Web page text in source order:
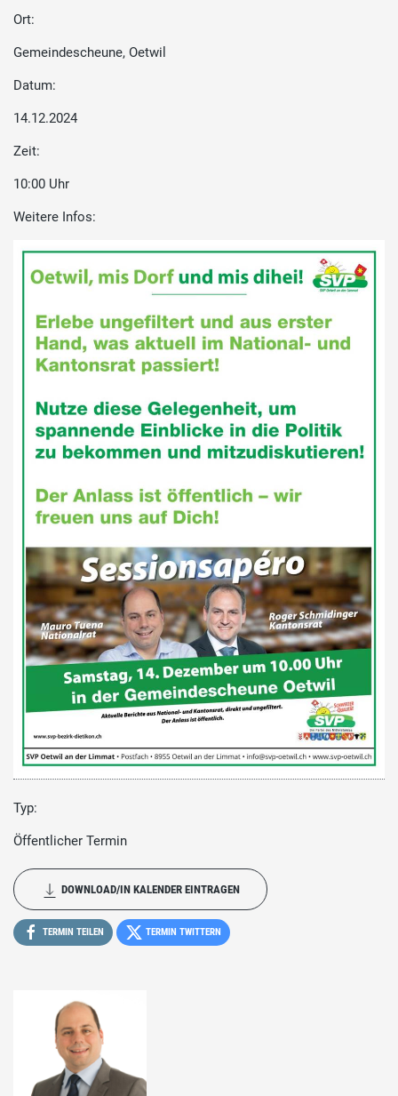
Ort:
Gemeindescheune, Oetwil
Datum:
14.12.2024
Zeit:
10:00 Uhr
Weitere Infos:
Typ:
Öffentlicher Termin
DOWNLOAD/IN KALENDER EINTRAGEN
TERMIN TEILEN TERMIN TWITTERN